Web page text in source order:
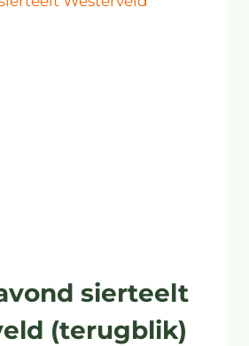
sierteelt
(terugblik)